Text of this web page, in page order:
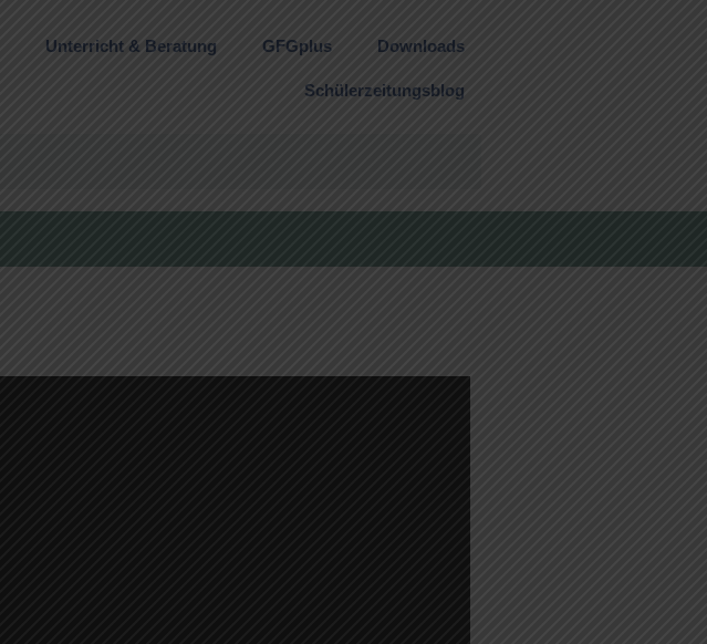
Unterricht & Beratung GFGplus Downloads
Schülerzeitungsblog